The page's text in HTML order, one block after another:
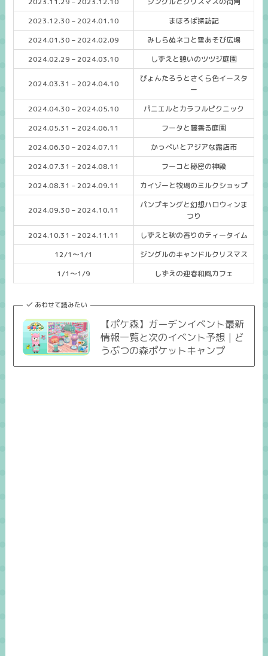
2023.12.30 – 2024.01.10
まほろば探訪記
2024.01.30 – 2024.02.09
みしらぬネコと雪あそび広場
2024.02.29 – 2024.03.10
しずえと憩いのツツジ庭園
2024.03.31 – 2024.04.10
ぴょんたろうとさくら色イースタ
ー
2024.04.30 – 2024.05.10
パニエルとカラフルピクニック
2024.05.31 – 2024.06.11
フータと藤香る庭園
2024.06.30 – 2024.07.11
かっぺいとアジアな露店市
2024.07.31 – 2024.08.11
フーコと秘密の神殿
2024.08.31 – 2024.09.11
カイゾーと牧場のミルクショップ
2024.09.30 – 2024.10.11
パンプキングと幻想ハロウィンま
つり
2024.10.31 – 2024.11.11
しずえと秋の香りのティータイム
12/1～1/1
ジングルのキャンドルクリスマス
1/1～1/9
しずえの迎春和風カフェ
あわせて読みたい
【ポケ森】ガーデンイベント最新
情報一覧と次のイベント予想｜ど
うぶつの森ポケットキャンプ